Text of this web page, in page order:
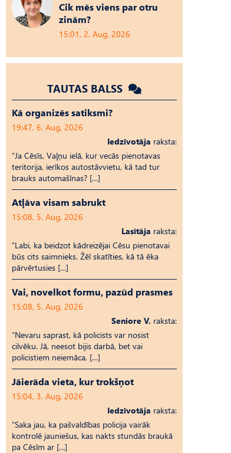
Cik mēs viens par otru
zinām?
15:01, 2. Aug, 2026
TAUTAS BALSS
Kā organizēs satiksmi?
19:47, 6. Aug, 2026
Iedzīvotāja raksta:
“Ja Cēsīs, Vaļņu ielā, kur vecās pienotavas
teritorija, ierīkos autostāvvietu, kā tad tur
brauks automašīnas? […]
Atļāva visam sabrukt
15:08, 5. Aug, 2026
Lasītāja raksta:
“Labi, ka beidzot kādreizējai Cēsu pienotavai
būs cits saimnieks. Žēl skatīties, kā tā ēka
pārvērtusies […]
Vai, novelkot formu, pazūd prasmes
15:08, 5. Aug, 2026
Seniore V. raksta:
“Nevaru saprast, kā policists var nosist
cilvēku. Jā, neesot bijis darbā, bet vai
policistiem neiemāca, […]
Jāierāda vieta, kur trokšņot
15:04, 3. Aug, 2026
Iedzīvotāja raksta:
“Saka jau, ka pašvaldības policija vairāk
kontrolē jauniešus, kas nakts stundās braukā
pa Cēsīm ar […]